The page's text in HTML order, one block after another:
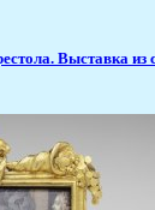
Выставка из